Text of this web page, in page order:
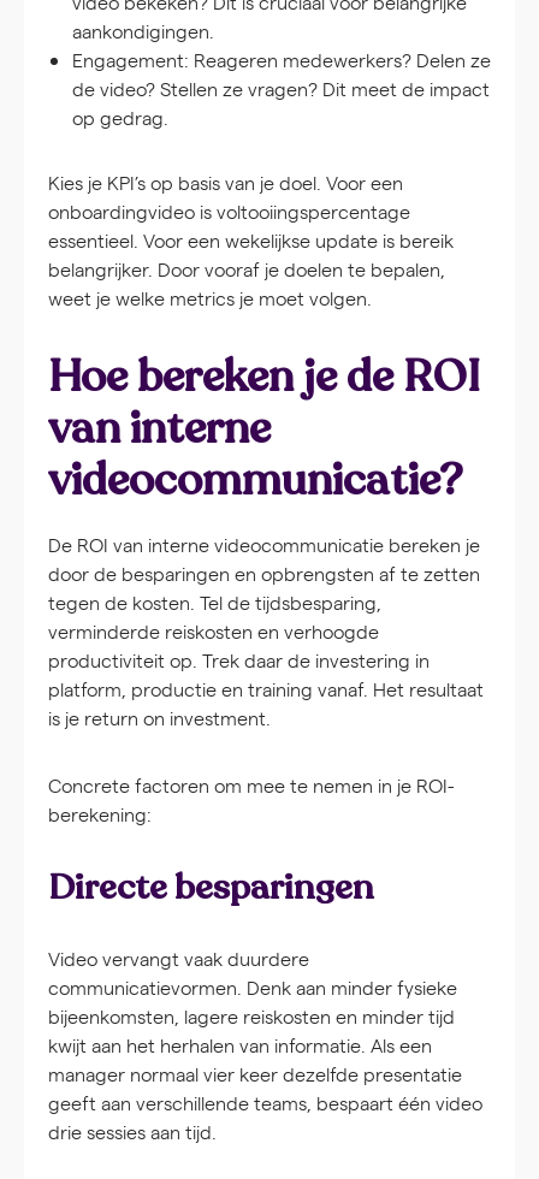
aankondigingen.
Engagement: Reageren medewerkers? Delen ze
de video? Stellen ze vragen? Dit meet de impact
op gedrag.
Kies je KPI’s op basis van je doel. Voor een
onboardingvideo is voltooiingspercentage
essentieel. Voor een wekelijkse update is bereik
belangrijker. Door vooraf je doelen te bepalen,
weet je welke metrics je moet volgen.
Hoe bereken je de ROI
van interne
videocommunicatie?
De ROI van interne videocommunicatie bereken je
door de besparingen en opbrengsten af te zetten
tegen de kosten. Tel de tijdsbesparing,
verminderde reiskosten en verhoogde
productiviteit op. Trek daar de investering in
platform, productie en training vanaf. Het resultaat
is je return on investment.
Concrete factoren om mee te nemen in je ROI-
berekening:
Directe besparingen
Video vervangt vaak duurdere
communicatievormen. Denk aan minder fysieke
bijeenkomsten, lagere reiskosten en minder tijd
kwijt aan het herhalen van informatie. Als een
manager normaal vier keer dezelfde presentatie
geeft aan verschillende teams, bespaart één video
drie sessies aan tijd.